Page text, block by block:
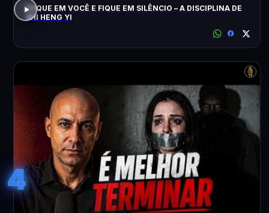
FOQUE EM VOCÊ E FIQUE EM SILÊNCIO – A DISCIPLINA DE
SHI HENG YI
4